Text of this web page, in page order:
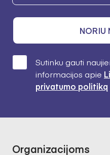
NORIU
Sutinku gauti
informacijos apie
privatumo politiką
Organizacijoms